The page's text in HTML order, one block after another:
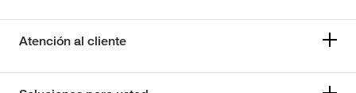
Atención al cliente